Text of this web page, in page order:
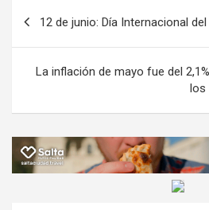
o
k
p
p
m
entradas
12 de junio: Día Internacional del
La inflación de mayo fue del
los